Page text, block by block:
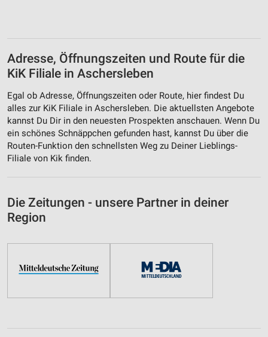
Adresse, Öffnungszeiten und Route für die
KiK Filiale in Aschersleben
Egal ob Adresse, Öffnungszeiten oder Route, hier findest Du
alles zur KiK Filiale in Aschersleben. Die aktuellsten Angebote
kannst Du Dir in den neuesten Prospekten anschauen. Wenn Du
ein schönes Schnäppchen gefunden hast, kannst Du über die
Routen-Funktion den schnellsten Weg zu Deiner Lieblings-
Filiale von Kik finden.
Die Zeitungen - unsere Partner in deiner
Region